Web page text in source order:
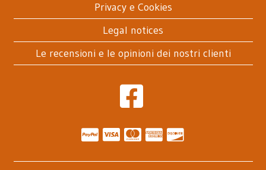
Privacy e Cookies
Legal notices
Le recensioni e le opinioni dei nostri clienti